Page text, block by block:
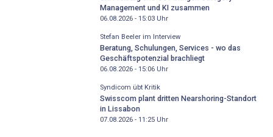
Management und KI zusammen
06.08.2026 - 15:03Uhr
Stefan Beeler im Interview
Beratung, Schulungen, Services - wo das
Geschäftspotenzial brachliegt
06.08.2026 - 15:06Uhr
Syndicom übt Kritik
Swisscom plant dritten Nearshoring-Standort
in Lissabon
07.08.2026 - 11:25Uhr